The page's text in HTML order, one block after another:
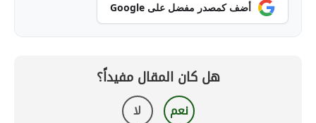
أضف كمصدر مفضل على Google
هل كان المقال مفيداً؟
نعم لا